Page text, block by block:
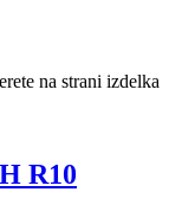
na strani izdelka
R10